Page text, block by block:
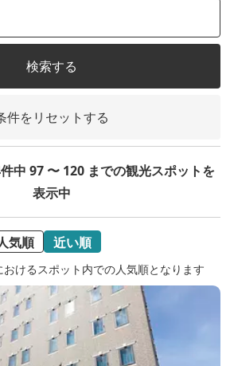
検索する
件をリセットする
中 97 〜 120 までの観光スポットを
表示中
気順 近い順
けるスポット内での人気順となります